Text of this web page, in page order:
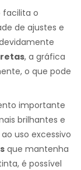
facilita o
de ajustes e
, a gráfica
o que pode
importante
brilhantes e
uso excessivo
que mantenha
é possível